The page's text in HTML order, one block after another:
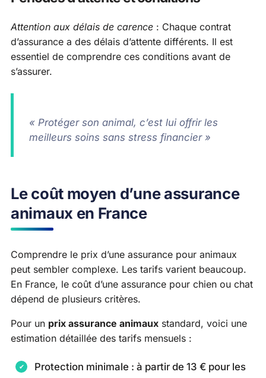
Attention aux délais de carence : Chaque contrat
d’assurance a des délais d’attente différents. Il est
essentiel de comprendre ces conditions avant de
s’assurer.
« Protéger son animal, c’est lui offrir les
meilleurs soins sans stress financier »
Le coût moyen d’une assurance
animaux en France
Comprendre le prix d’une assurance pour animaux
peut sembler complexe. Les tarifs varient beaucoup.
En France, le coût d’une assurance pour chien ou chat
dépend de plusieurs critères.
Pour un prix assurance animaux standard, voici une
estimation détaillée des tarifs mensuels :
Protection minimale : à partir de 13 € pour les